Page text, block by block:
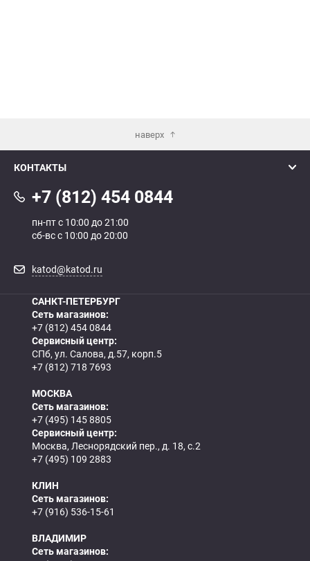
наверх
КОНТАКТЫ
+7 (812) 454 0844
пн-пт с 10:00 до 21:00
сб-вс с 10:00 до 20:00
katod@katod.ru
САНКТ-ПЕТЕРБУРГ
Сеть магазинов:
+7 (812) 454 0844
Сервисный центр:
СПб, ул. Салова, д.57, корп.5
+7 (812) 718 7693
МОСКВА
Сеть магазинов:
+7 (495) 145 8805
Сервисный центр:
Москва, Леснорядский пер., д. 18, с.2
+7 (495) 109 2883
КЛИН
Сеть магазинов:
+7 (916) 536-15-61
ВЛАДИМИР
Сеть магазинов: